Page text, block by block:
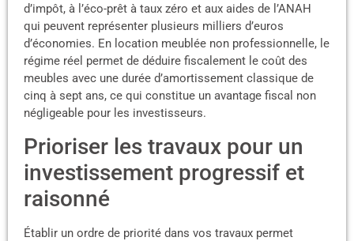
d’impôt, à l’éco-prêt à taux zéro et aux aides de l’ANAH
qui peuvent représenter plusieurs milliers d’euros
d’économies. En location meublée non professionnelle, le
régime réel permet de déduire fiscalement le coût des
meubles avec une durée d’amortissement classique de
cinq à sept ans, ce qui constitue un avantage fiscal non
négligeable pour les investisseurs.
Prioriser les travaux pour un
investissement progressif et
raisonné
Établir un ordre de priorité dans vos travaux permet